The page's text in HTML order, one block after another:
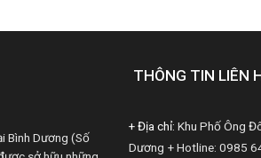
Bình Dương (Số
THÔNG TIN LIÊN
+ Địa chỉ: Khu Phố Ông
Dương + Hotline: 0985